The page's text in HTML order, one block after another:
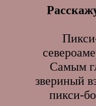
Самым
звериный
пикси-